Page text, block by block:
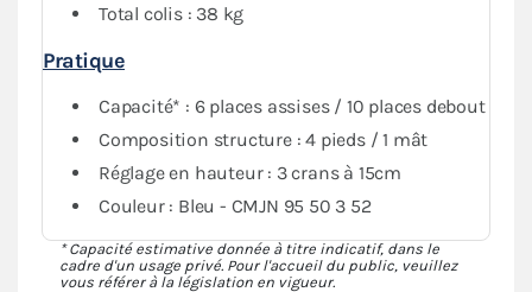
Total colis : 38 kg
Pratique
Capacité* : 6 places assises / 10 places debout
Composition structure : 4 pieds / 1 mât
Réglage en hauteur : 3 crans à 15cm
Couleur : Bleu - CMJN 95 50 3 52
* Capacité estimative donnée à titre indicatif, dans le
cadre d'un usage privé. Pour l'accueil du public, veuillez
vous référer à la législation en vigueur.